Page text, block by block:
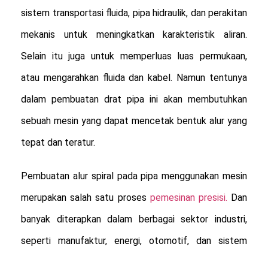
sistem transportasi fluida, pipa hidraulik, dan perakitan
mekanis untuk meningkatkan karakteristik aliran.
Selain itu juga untuk memperluas luas permukaan,
atau mengarahkan fluida dan kabel. Namun tentunya
dalam pembuatan drat pipa ini akan membutuhkan
sebuah mesin yang dapat mencetak bentuk alur yang
tepat dan teratur.
Pembuatan alur spiral pada pipa menggunakan mesin
merupakan salah satu proses pemesinan presisi. Dan
banyak diterapkan dalam berbagai sektor industri,
seperti manufaktur, energi, otomotif, dan sistem